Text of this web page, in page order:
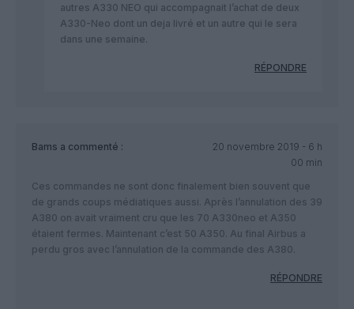
autres A330 NEO qui accompagnait l’achat de deux
A330-Neo dont un deja livré et un autre qui le sera
dans une semaine.
RÉPONDRE
Bams a commenté :
20 novembre 2019 - 6 h
00 min
Ces commandes ne sont donc finalement bien souvent que
de grands coups médiatiques aussi. Après l’annulation des 39
A380 on avait vraiment cru que les 70 A330neo et A350
étaient fermes. Maintenant c’est 50 A350. Au final Airbus a
perdu gros avec l’annulation de la commande des A380.
RÉPONDRE